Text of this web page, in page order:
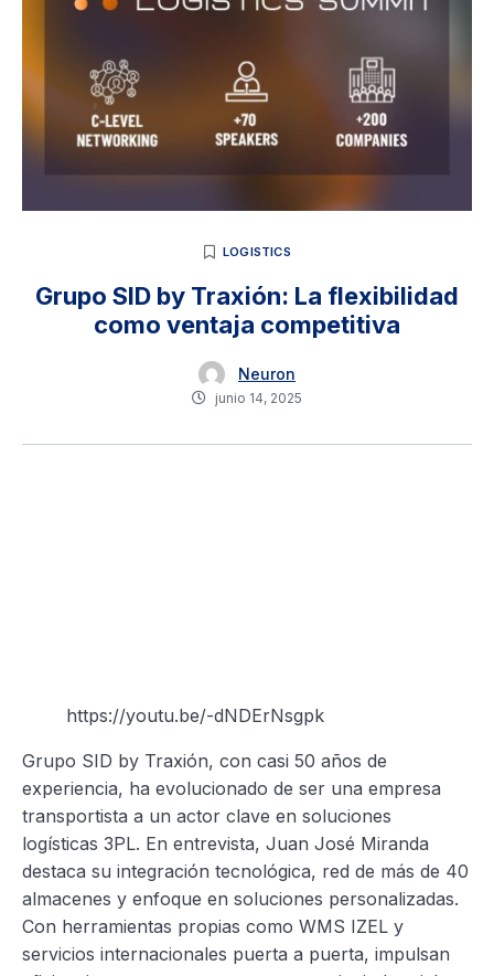
LOGISTICS
Grupo SID by Traxión: La flexibilidad
como ventaja competitiva
Neuron
junio 14, 2025
https://youtu.be/-dNDErNsgpk
Grupo SID by Traxión, con casi 50 años de
experiencia, ha evolucionado de ser una empresa
transportista a un actor clave en soluciones
logísticas 3PL. En entrevista, Juan José Miranda
destaca su integración tecnológica, red de más de 40
almacenes y enfoque en soluciones personalizadas.
Con herramientas propias como WMS IZEL y
servicios internacionales puerta a puerta, impulsan